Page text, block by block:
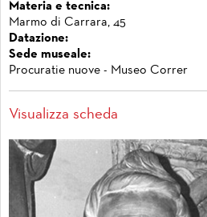
Materia e tecnica:
Marmo di Carrara, 45
Datazione:
Sede museale:
Procuratie nuove - Museo Correr
Visualizza scheda